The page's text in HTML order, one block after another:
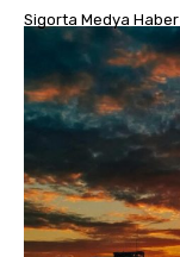
Sigorta Medya Haber